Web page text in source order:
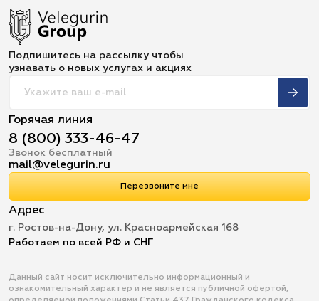
Подпишитесь на рассылку чтобы
узнавать о новых услугах и акциях
Горячая линия
8 (800) 333-46-47
Звонок бесплатный
mail@velegurin.ru
Перезвоните мне
Адрес
г. Ростов-на-Дону, ул. Красноармейская 168
Работаем по всей РФ и СНГ
Данный сайт носит исключительно информационный и
ознакомительный характер и не является публичной офертой,